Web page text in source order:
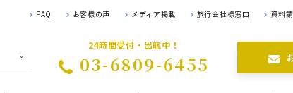
FAQ お客様の声 メディア掲載 旅行会社様窓口 資料
24時間受付・出航中！
03-6809-6455